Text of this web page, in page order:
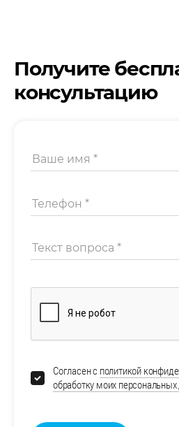
Получите
консультацию
Согласен с политикой
обработку моих